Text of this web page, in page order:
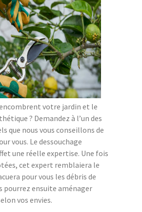
encombrent votre jardin et le
? Demandez à l’un des
que nous vous conseillons de
vous. Le dessouchage
une réelle expertise. Une fois
cet expert remblaiera le
pour vous les débris de
pourrez ensuite aménager
vos envies.